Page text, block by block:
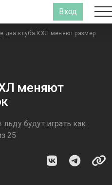
Вход
два клуба КХЛ меняют размер
меняют
будут играть как
25